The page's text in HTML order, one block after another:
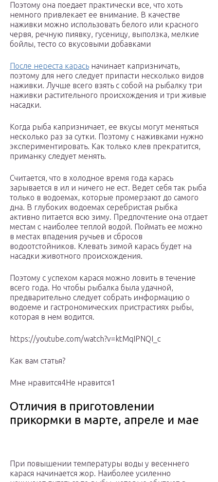
Поэтому она поедает практически все, что хоть
немного привлекает ее внимание. В качестве
наживки можно использовать белого или красного
червя, речную пиявку, гусеницу, выползка, мелкие
бойлы, тесто со вкусовыми добавками
После нереста карась начинает капризничать,
поэтому для него следует припасти несколько видов
наживки. Лучше всего взять с собой на рыбалку три
наживки растительного происхождения и три живые
насадки.
Когда рыба капризничает, ее вкусы могут меняться
несколько раз за сутки. Поэтому с наживками нужно
экспериментировать. Как только клев прекратится,
приманку следует менять.
Считается, что в холодное время года карась
зарывается в ил и ничего не ест. Ведет себя так рыба
только в водоемах, которые промерзают до самого
дна. В глубоких водоемах серебристая рыбка
активно питается всю зиму. Предпочтение она отдает
местам с наиболее теплой водой. Поймать ее можно
в местах впадения ручьев и сбросов
водоотстойников. Клевать зимой карась будет на
насадки животного происхождения.
Поэтому с успехом карася можно ловить в течение
всего года. Но чтобы рыбалка была удачной,
предварительно следует собрать информацию о
водоеме и гастрономических пристрастиях рыбы,
которая в нем водится.
https://youtube.com/watch?v=ktMqIPNQI_c
Как вам статья?
Мне нравится4Не нравится1
Отличия в приготовлении
прикормки в марте, апреле и мае
При повышении температуры воды у весеннего
карася начинается жор. Наиболее усиленно